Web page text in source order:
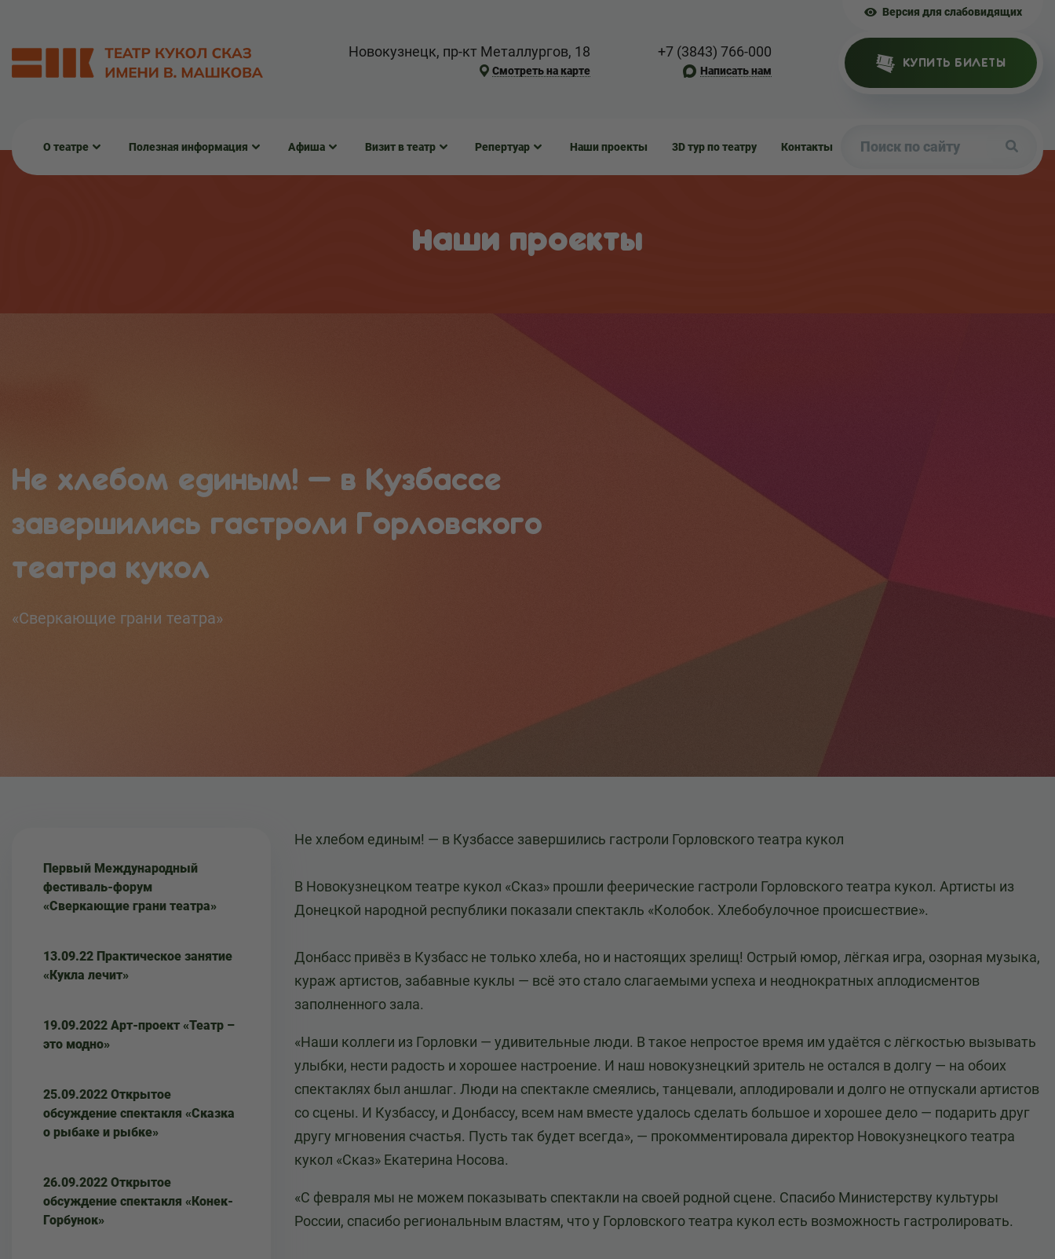
Версия для слабовидящих
Новокузнецк, пр-кт Металлургов, 18
Смотреть на карте
+7 (3843) 766-000
Написать нам
КУПИТЬ БИЛЕТЫ
О театре Полезная информация Афиша Визит в театр Репертуар Наши проекты 3D тур по театру Контакты
Наши проекты
Не хлебом единым! — в Кузбассе
завершились гастроли Горловского
театра кукол
«Сверкающие грани театра»
Первый Международный
фестиваль-форум
«Сверкающие грани театра»
13.09.22 Практическое занятие
«Кукла лечит»
19.09.2022 Арт-проект «Театр –
это модно»
25.09.2022 Открытое
обсуждение спектакля «Сказка
о рыбаке и рыбке»
26.09.2022 Открытое
обсуждение спектакля «Конек-
Горбунок»
Не хлебом единым! — в Кузбассе завершились гастроли Горловского театра кукол
В Новокузнецком театре кукол «Сказ» прошли феерические гастроли Горловского театра кукол. Артисты из
Донецкой народной республики показали спектакль «Колобок. Хлебобулочное происшествие».
Донбасс привёз в Кузбасс не только хлеба, но и настоящих зрелищ! Острый юмор, лёгкая игра, озорная музыка,
кураж артистов, забавные куклы — всё это стало слагаемыми успеха и неоднократных аплодисментов
заполненного зала.
«Наши коллеги из Горловки — удивительные люди. В такое непростое время им удаётся с лёгкостью вызывать
улыбки, нести радость и хорошее настроение. И наш новокузнецкий зритель не остался в долгу — на обоих
спектаклях был аншлаг. Люди на спектакле смеялись, танцевали, аплодировали и долго не отпускали артистов
со сцены. И Кузбассу, и Донбассу, всем нам вместе удалось сделать большое и хорошее дело — подарить друг
другу мгновения счастья. Пусть так будет всегда», — прокомментировала директор Новокузнецкого театра
кукол «Сказ» Екатерина Носова.
«С февраля мы не можем показывать спектакли на своей родной сцене. Спасибо Министерству культуры
России, спасибо региональным властям, что у Горловского театра кукол есть возможность гастролировать.